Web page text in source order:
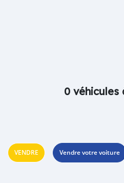
0 véhicules
VENDRE Vendre votre voiture